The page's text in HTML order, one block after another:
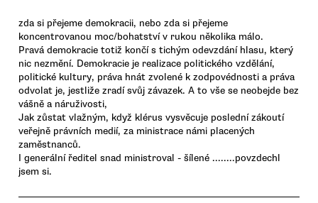
zda si přejeme demokracii, nebo zda si přejeme
koncentrovanou moc/bohatství v rukou několika málo.
Pravá demokracie totiž končí s tichým odevzdání hlasu, který
nic nezmění. Demokracie je realizace politického vzdělání,
politické kultury, práva hnát zvolené k zodpovédnosti a práva
odvolat je, jestliže zradí svůj závazek. A to vše se neobejde bez
vášně a náruživosti,
Jak zůstat vlažným, když klérus vysvěcuje poslední zákoutí
veřejně právních medií, za ministrace námi placených
zaměstnanců.
I generální ředitel snad ministroval - šílené ........povzdechl
jsem si.